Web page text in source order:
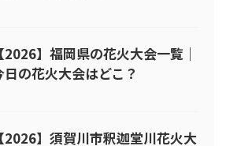
【2026】福岡県の花火大会一覧｜
日の花火大会はどこ？
【2026】須賀川市釈迦堂川花火大